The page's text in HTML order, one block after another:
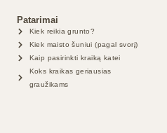
Patarimai
Kiek reikia grunto?
Kiek maisto šuniui (pagal svorį)
Kaip pasirinkti kraiką katei
Koks kraikas geriausias
graužikams